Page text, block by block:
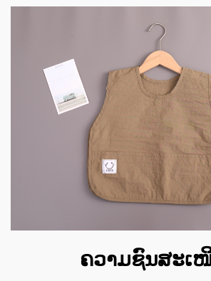
ຄວາມຊົນສະເ